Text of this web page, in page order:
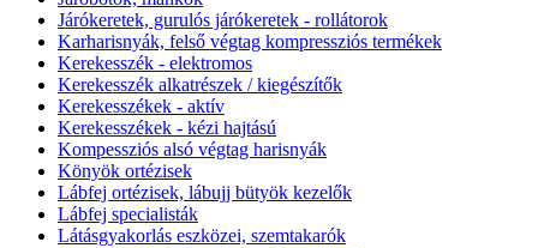
Járókeretek, gurulós járókeretek - rollátorok
Karharisnyák, felső végtag kompressziós termékek
Kerekesszék - elektromos
Kerekesszék alkatrészek / kiegészítők
Kerekesszékek - aktív
Kerekesszékek - kézi hajtású
Kompessziós alsó végtag harisnyák
Könyök ortézisek
Lábfej ortézisek, lábujj bütyök kezelők
Lábfej specialisták
Látásgyakorlás eszközei, szemtakarók